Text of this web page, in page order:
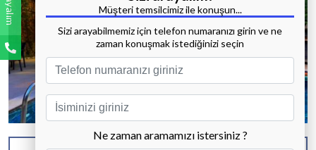
Tüm Fotoğrafları Göster
Müşteri temsilcimiz ile konuşun...
Sizi arayabilmemiz için telefon numaranızı girin ve ne
zaman konuşmak istediğinizi seçin
Ne zaman aramamızı istersiniz ?